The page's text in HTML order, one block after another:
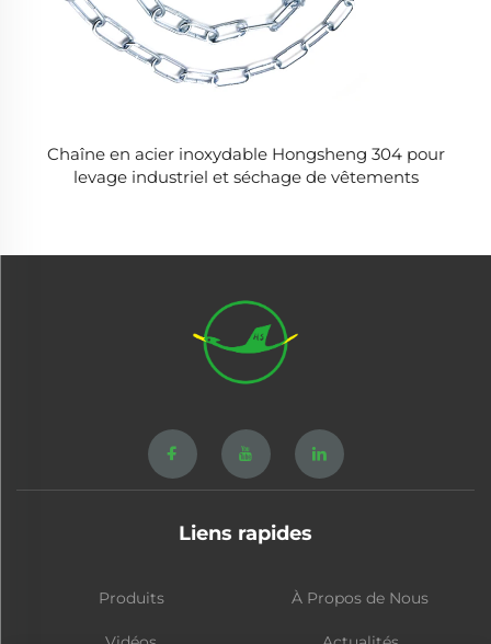
Chaîne en acier inoxydable Hongsheng 304 pour
levage industriel et séchage de vêtements
Liens rapides
Produits À Propos de Nous